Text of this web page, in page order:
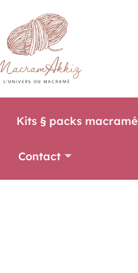
Kits § packs macramé
Contact